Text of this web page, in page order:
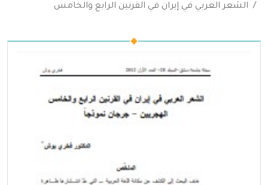
الشعر العربي في إيران في القرنين الرابع والخامس